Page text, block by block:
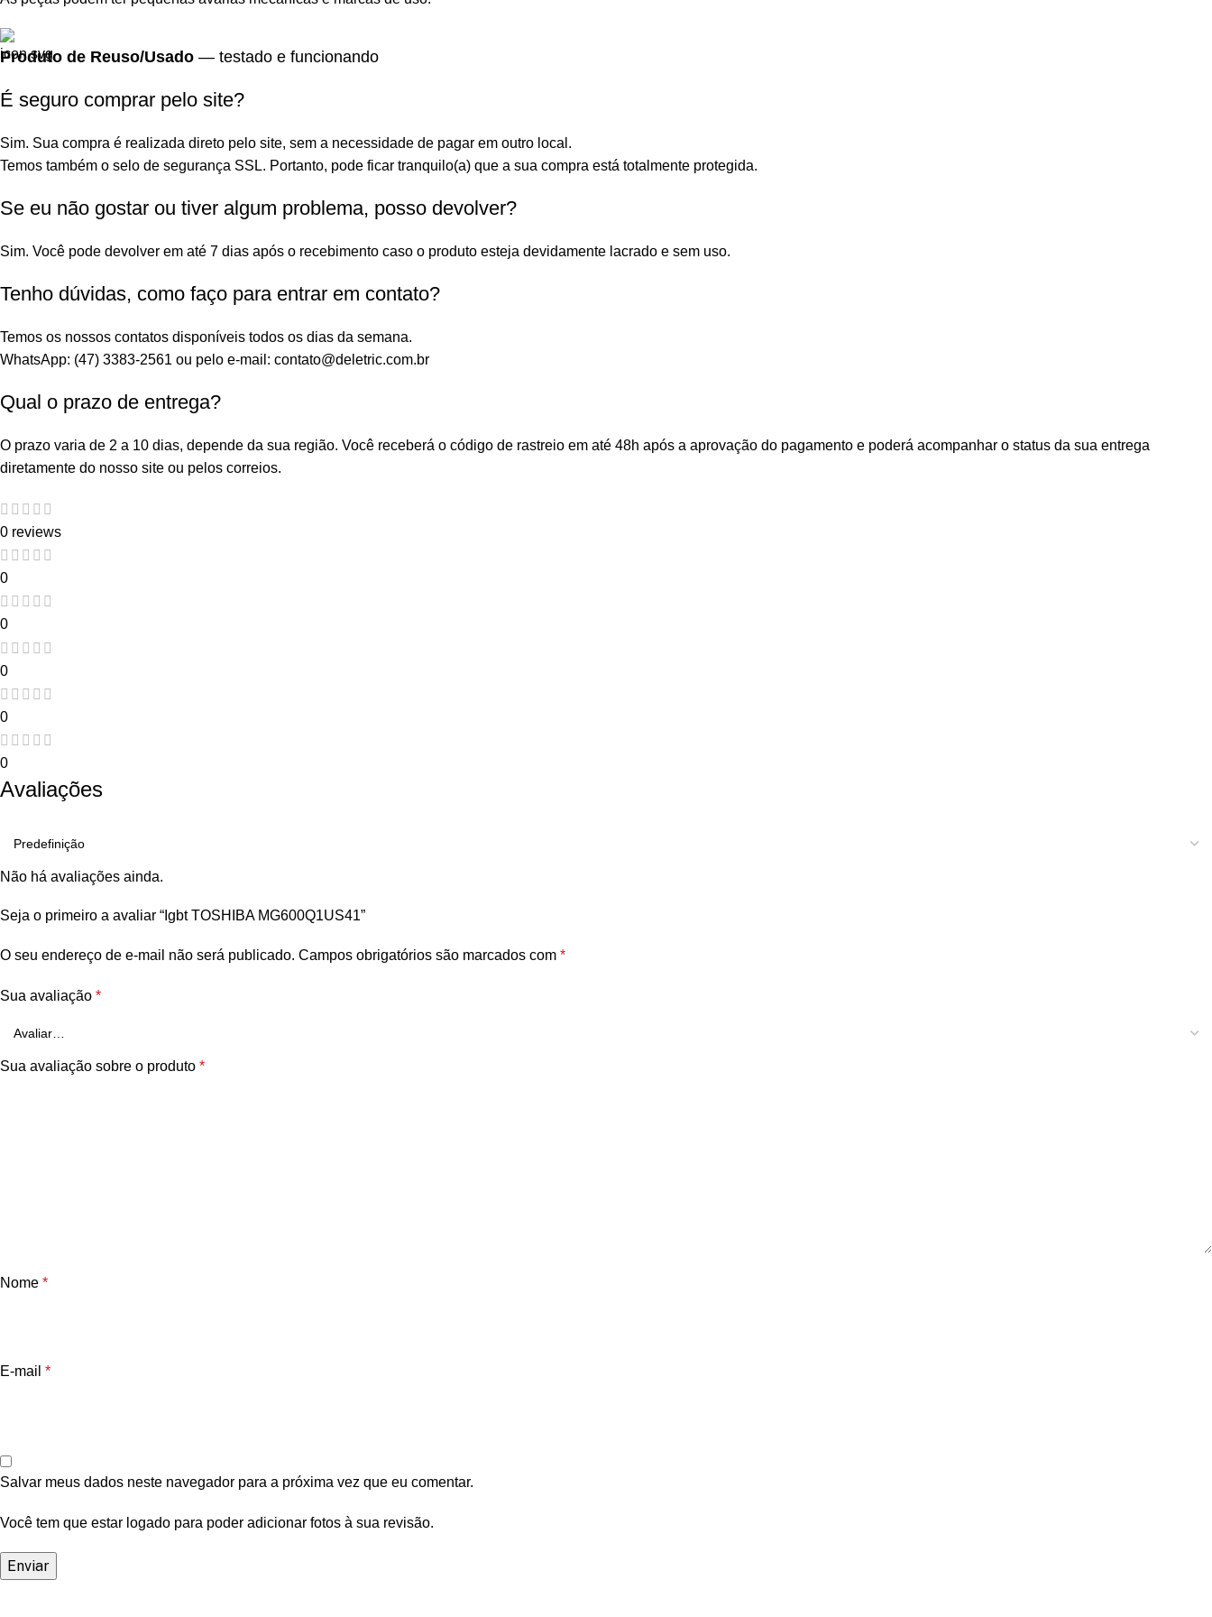
Produto de Reuso/Usado — testado e funcionando
É seguro comprar pelo site?
Sim. Sua compra é realizada direto pelo site, sem a necessidade de pagar em outro local.
Temos também o selo de segurança SSL. Portanto, pode ficar tranquilo(a) que a sua compra está totalmente protegida.
Se eu não gostar ou tiver algum problema, posso devolver?
Sim. Você pode devolver em até 7 dias após o recebimento caso o produto esteja devidamente lacrado e sem uso.
Tenho dúvidas, como faço para entrar em contato?
Temos os nossos contatos disponíveis todos os dias da semana.
WhatsApp: (47) 3383-2561 ou pelo e-mail: contato@deletric.com.br
Qual o prazo de entrega?
O prazo varia de 2 a 10 dias, depende da sua região. Você receberá o código de rastreio em até 48h após a aprovação do pagamento e poderá acompanhar o status da sua entrega
diretamente do nosso site ou pelos correios.
0 reviews
0
0
0
0
0
Avaliações
Não há avaliações ainda.
Seja o primeiro a avaliar “Igbt TOSHIBA MG600Q1US41”
O seu endereço de e-mail não será publicado. Campos obrigatórios são marcados com *
Sua avaliação *
Sua avaliação sobre o produto *
Nome *
E-mail *
Salvar meus dados neste navegador para a próxima vez que eu comentar.
Você tem que estar logado para poder adicionar fotos à sua revisão.